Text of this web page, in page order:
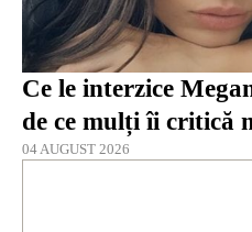
Ce le interzice
de ce mulți îi critică
04 AUGUST 2026